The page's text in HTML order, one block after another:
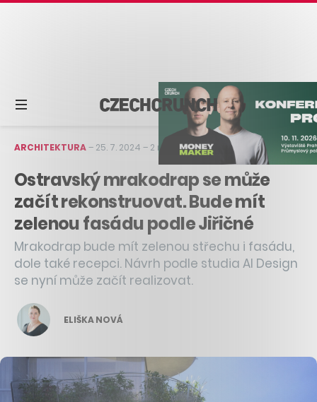
ARCHITEKTURA– 25. 7. 2024 – 2 min čtení
Ostravský mrakodrap se může
začít rekonstruovat. Bude mít
zelenou fasádu podle Jiřičné
Mrakodrap bude mít zelenou střechu i fasádu,
dole také recepci. Návrh podle studia AI Design
se nyní může začít realizovat.
ELIŠKA NOVÁ